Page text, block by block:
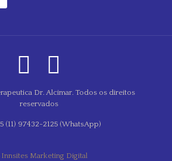
Dr. Alcimar. Todos os direitos
reservados
(11) 97432-2125 (WhatsApp)
Innsites Marketing Digital